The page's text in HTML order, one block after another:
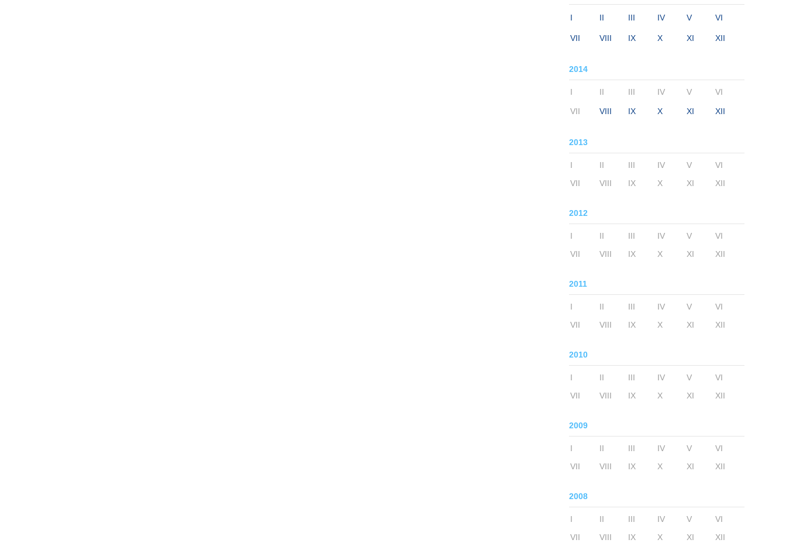
I II III IV V VI
VII VIII IX X XI XII
2014
I II III IV V VI
VII VIII IX X XI XII
2013
I II III IV V
VI
VII
VIII IX X XI XII
2012
I II III IV V
VI
VII
VIII IX X XI XII
2011
I II III IV V
VI
VII
VIII IX X XI XII
2010
I II III IV V
VI
VII
VIII IX X XI XII
2009
I II III IV V
VI
VII
VIII IX X XI XII
2008
I II III IV V
VI
VII
VIII IX X XI XII